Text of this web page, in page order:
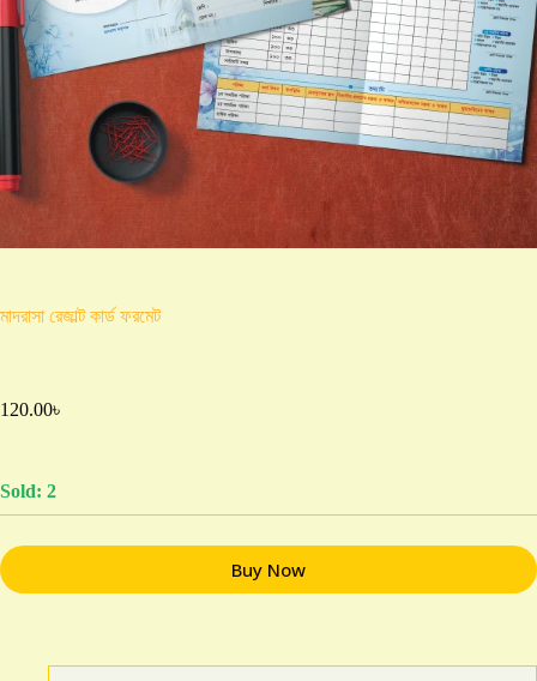
মাদরাসা রেজাল্ট কার্ড ফরমেট
120.00৳
Sold: 2
Buy Now